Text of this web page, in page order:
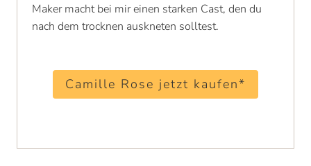
Maker macht bei mir einen starken Cast, den du
nach dem trocknen auskneten solltest.
Camille Rose jetzt kaufen*